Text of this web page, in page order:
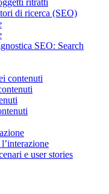
di ricerca (SEO)
SEO: Search
contenuti
e user stories